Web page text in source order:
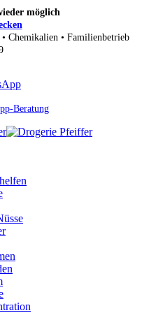
möglich
Chemikalien • Familienbetrieb
Beratung